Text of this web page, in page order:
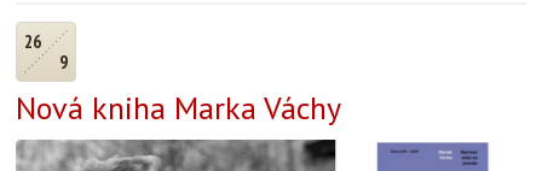
26
9
Nová kniha Marka Váchy